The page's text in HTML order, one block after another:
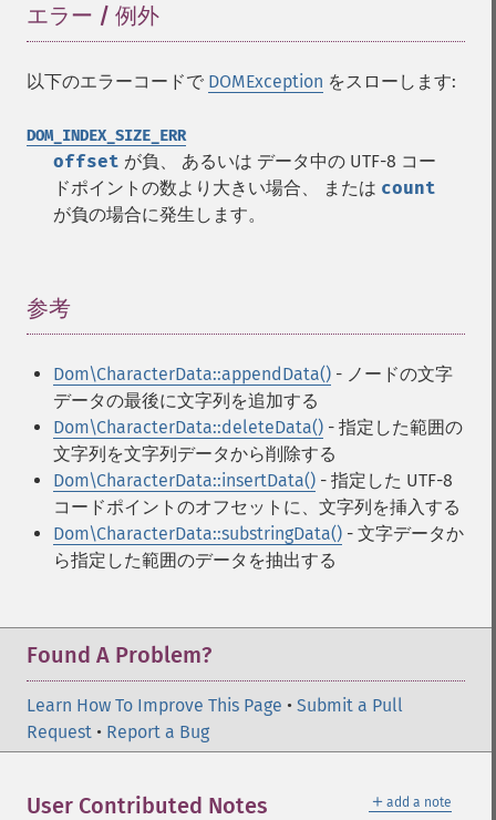
エラー / 例外
以下のエラーコードで DOMException をスローします:
DOM_INDEX_SIZE_ERR
offset が負、 あるいは データ中の UTF-8 コー
ドポイントの数より大きい場合、 または count
が負の場合に発生します。
参考
Dom\CharacterData::appendData() - ノードの文字
データの最後に文字列を追加する
Dom\CharacterData::deleteData() - 指定した範囲の
文字列を文字列データから削除する
Dom\CharacterData::insertData() - 指定した UTF-8
コードポイントのオフセットに、文字列を挿入する
Dom\CharacterData::substringData() - 文字データか
ら指定した範囲のデータを抽出する
Found A Problem?
Learn How To Improve This Page • Submit a Pull
Request • Report a Bug
＋ add a note
User Contributed Notes